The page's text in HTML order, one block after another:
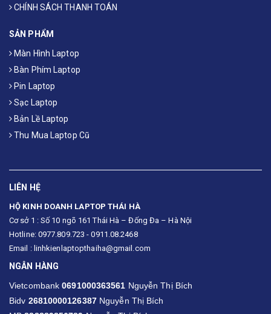
CHÍNH SÁCH THANH TOÁN
SẢN PHẨM
Màn Hình Laptop
Bàn Phím Laptop
Pin Laptop
Sạc Laptop
Bản Lề Laptop
Thu Mua Laptop Cũ
LIÊN HỆ
HỘ KINH DOANH LAPTOP THÁI HÀ
Cơ sở 1 : Số 10 ngõ 161 Thái Hà – Đống Đa – Hà Nội
Hotline: 0977.809.723 - 0911.08.2468
Email : linhkienlaptopthaiha@gmail.com
NGÂN HÀNG
Vietcombank0691000363561 Nguyễn Thị Bích
Bidv 26810000126387Nguyễn Thị Bích